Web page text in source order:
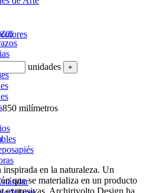
unidades +
milímetros
inspirada en la naturaleza. Un
que se materializa en un producto
expresivas. Archirivolto Design ha